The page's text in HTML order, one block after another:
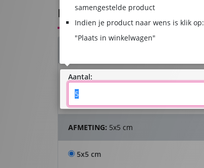
BRANDPREVENTIE STICKERS
Aantal:
AFMETING: 5x5 cm
5x5 cm
samengestelde product
Indien je product naar wens is klik op:
"Plaats in winkelwagen"